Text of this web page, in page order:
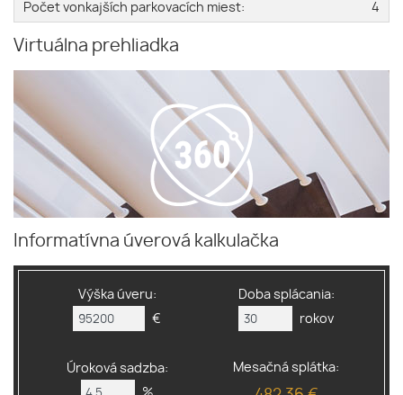
Počet vonkajších parkovacích miest: 4
Virtuálna prehliadka
Informatívna úverová kalkulačka
Výška úveru:
€
Doba splácania:
rokov
Úroková sadzba:
Mesačná splátka: